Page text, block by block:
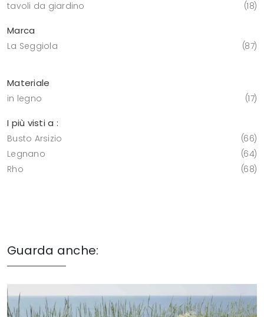
tavoli da giardino 18
Marca
La Seggiola 87
Materiale
in legno 17
I più visti a :
Busto Arsizio
66
Legnano
64
Rho
68
Guarda anche: